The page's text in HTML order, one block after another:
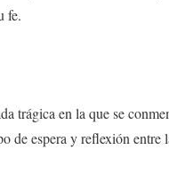
fe.
trágica en la que se
de espera y reflexión entre